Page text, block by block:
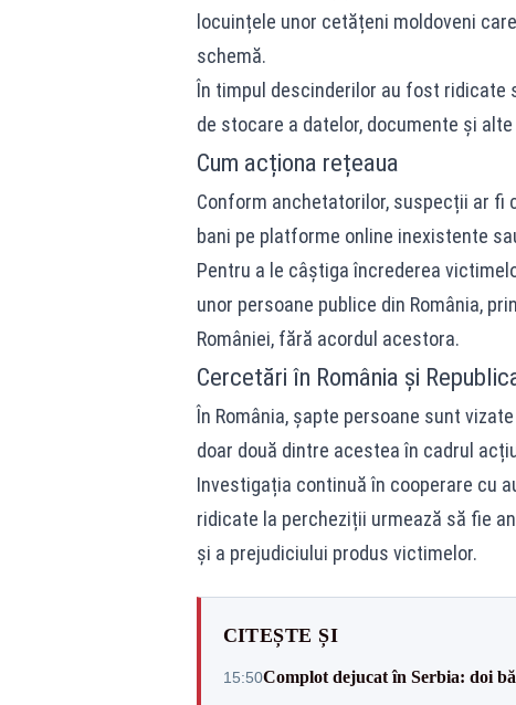
locuințele unor cetățeni moldoveni
schemă.
În timpul descinderilor au fost ridicate
de stocare a datelor, documente și
Cum acționa rețeaua
Conform anchetatorilor, suspecții ar fi
bani pe platforme online inexistente
Pentru a le câștiga încrederea
unor persoane publice din România,
României, fără acordul acestora.
Cercetări în România și
În România, șapte persoane sunt
doar două dintre acestea în cadrul
Investigația continuă în cooperare cu
ridicate la percheziții urmează să fie
și a prejudiciului produs victimelor.
CITEȘTE ȘI
15:50Complot dejucat în Serbia: doi